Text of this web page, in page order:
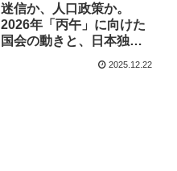
迷信か、人口政策か。
2026年「丙午」に向けた
国会の動きと、日本独自
2025.12.22